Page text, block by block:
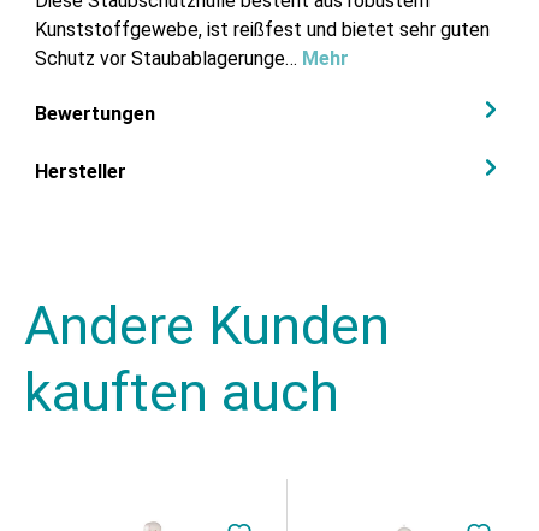
Kunststoffgewebe, ist reißfest und bietet sehr guten
Schutz vor Staubablagerunge… Mehr
Bewertungen
Hersteller
Andere Kunden
kauften auch